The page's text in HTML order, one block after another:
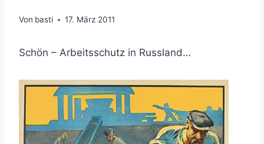
Von basti 17. März 2011
Schön – Arbeitsschutz in Russland…